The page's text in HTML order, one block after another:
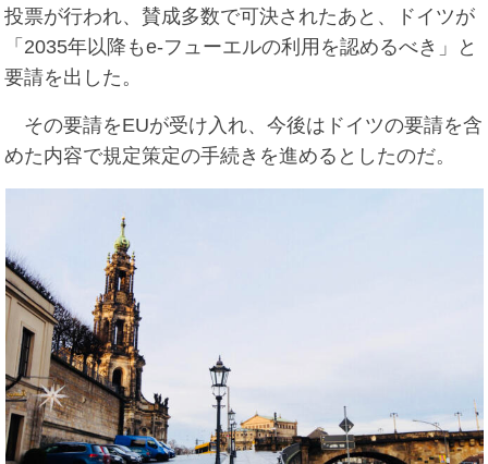
投票が行われ、賛成多数で可決されたあと、ドイツが
「2035年以降もe-フューエルの利用を認めるべき」と
要請を出した。
その要請をEUが受け入れ、今後はドイツの要請を含
めた内容で規定策定の手続きを進めるとしたのだ。